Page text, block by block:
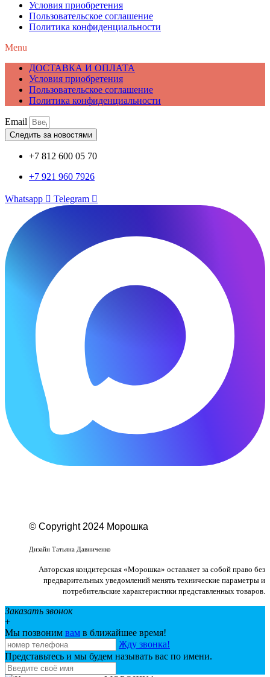
Условия приобретения
Пользовательское соглашение
Политика конфиденциальности
Menu
ДОСТАВКА И ОПЛАТА
Условия приобретения
Пользовательское соглашение
Политика конфиденциальности
Email
Следить за новостями
+7 812 600 05 70
+7 921 960 7926
Whatsapp Telegram
© Copyright 2024 Морошка
Дизайн Татьяна Давниченко
Авторская кондитерская «Морошка» оставляет за собой право без
предварительных уведомлений менять технические параметры и
потребительские характеристики представленных товаров.
Заказать звонок
+
Мы позвоним вам в ближайшее время!
Жду звонка!
Представьтесь и мы будем называть вас по имени.